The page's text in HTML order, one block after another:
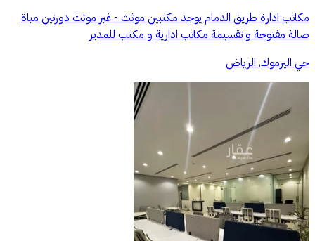
مكاتب ادارة طريق الدمام يوجد مكتبين موثث - غير موثث دورتين مياة
صالة مفتوحة و تقسيمة مكاتب ادارية و مكتب للمدير
حي اليرموك, الرياض